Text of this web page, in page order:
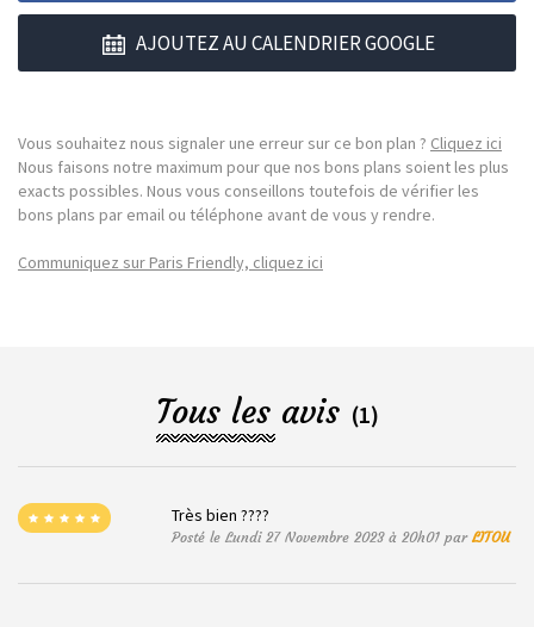
AJOUTEZ AU CALENDRIER GOOGLE
Vous souhaitez nous signaler une erreur sur ce bon plan ? Cliquez ici
Nous faisons notre maximum pour que nos bons plans soient les plus
exacts possibles. Nous vous conseillons toutefois de vérifier les
bons plans par email ou téléphone avant de vous y rendre.
Communiquez sur Paris Friendly, cliquez ici
Tous les avis (1)
Très bien ????
Posté le Lundi 27 Novembre 2023 à 20h01 parLITOU